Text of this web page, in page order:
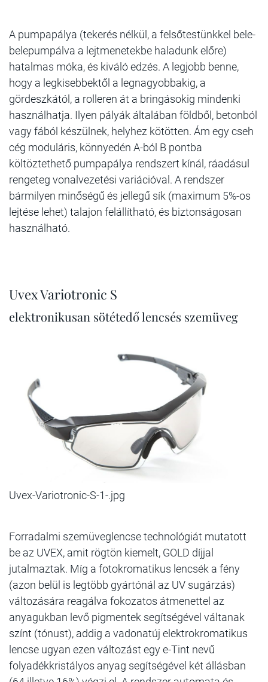
A pumpapálya (tekerés nélkül, a felsőtestünkkel bele-
belepumpálva a lejtmenetekbe haladunk előre)
hatalmas móka, és kiváló edzés. A legjobb benne,
hogy a legkisebbektől a legnagyobbakig, a
gördeszkától, a rolleren át a bringásokig mindenki
használhatja. Ilyen pályák általában földből, betonból
vagy fából készülnek, helyhez kötötten. Ám egy cseh
cég moduláris, könnyedén A-ból B pontba
költöztethető pumpapálya rendszert kínál, ráadásul
rengeteg vonalvezetési variációval. A rendszer
bármilyen minőségű és jellegű sík (maximum 5%-os
lejtése lehet) talajon felállítható, és biztonságosan
használható.
Uvex Variotronic S
elektronikusan sötétedő lencsés szemüveg
Uvex-Variotronic-S-1-.jpg
Forradalmi szemüveglencse technológiát mutatott
be az UVEX, amit rögtön kiemelt, GOLD díjjal
jutalmaztak. Míg a fotokromatikus lencsék a fény
(azon belül is legtöbb gyártónál az UV sugárzás)
változására reagálva fokozatos átmenettel az
anyagukban levő pigmentek segítségével váltanak
színt (tónust), addig a vadonatúj elektrokromatikus
lencse ugyan ezen változást egy e-Tint nevű
folyadékkristályos anyag segítségével két állásban